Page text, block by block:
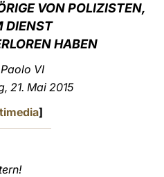
VON POLIZISTEN,
DIENST
HABEN
VI
21. Mai 2015
]